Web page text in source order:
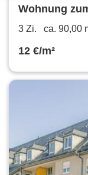
Wohnung
m²
3 Zi. ca. 90,00
12 €/m²